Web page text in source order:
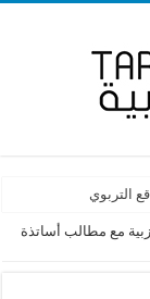
التربوي
مع مطالب أساتذة